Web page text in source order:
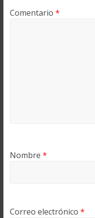
Comentario *
Nombre *
Correo electrónico *